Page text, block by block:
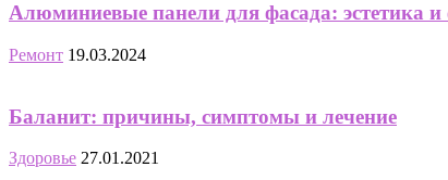
Алюминиевые панели для фасада: эстетика
Ремонт 19.03.2024
Баланит: причины, симптомы и лечение
Здоровье 27.01.2021